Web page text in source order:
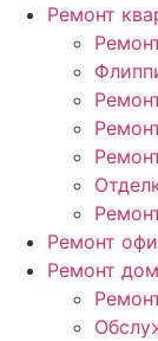
Ремонт
Ремонт
Ремонт